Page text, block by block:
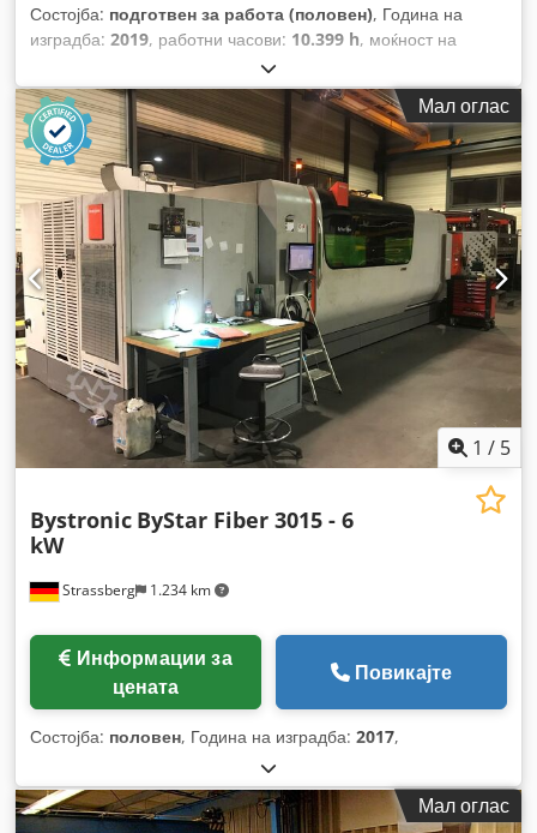
Состојба: подготвен за работа (половен), Година на
изградба: 2019, работни часови: 10.399 h, моќност на
, растојание на движење на Х-оската:
4.000 мм, број на оски:3,
Мал оглас
1 / 5
Strassberg 1.234 km
Bystronic ByStar Fiber 3015 - 6
kW
цената
Повикајте
Состојба: половен, Година на изградба: 2017,
Мал оглас